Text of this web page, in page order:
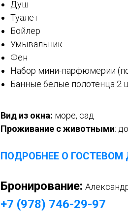
Душ
Туалет
Бойлер
Умывальник
Фен
Набор мини-парфюмерии
Банные белые полотенца 2
Вид из окна: море, сад
Проживание с животными:
ПОДРОБНЕЕ О ГОСТЕВОМ
Бронирование:
+7 (978) 746-29-97